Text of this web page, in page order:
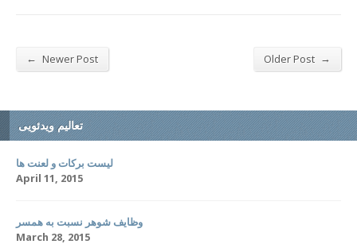
← Newer Post Older Post →
تعالیم ویدئویی
لیست برکات و لعنت ها
April 11, 2015
وظایف شوهر نسبت به همسر
March 28, 2015